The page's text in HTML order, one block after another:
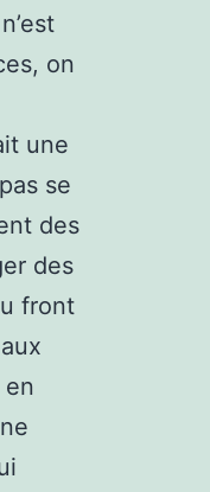
on
une
se
des
des
front